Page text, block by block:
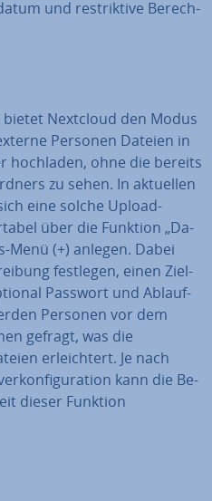
und re­strik­ti­ve Be­rech­
Nextcloud den Modus
Personen Dateien in
hochladen, ohne die bereits
zu sehen. In aktuellen
eine solche Upload-
über die Funktion „Da­
Menü (+) anlegen. Dabei
festlegen, einen Ziel­
Passwort und Ab­lauf­
Personen vor dem
gefragt, was die
er­leich­tert. Je nach
kann die Be­
dieser Funktion